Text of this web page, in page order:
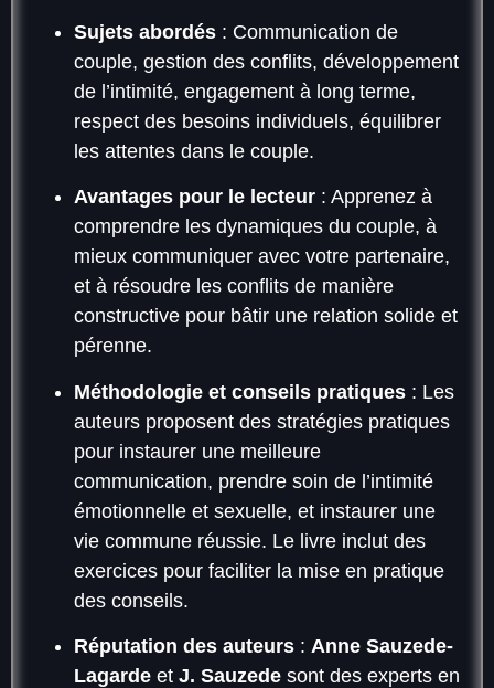
Sujets abordés : Communication de
couple, gestion des conflits, développement
de l’intimité, engagement à long terme,
respect des besoins individuels, équilibrer
les attentes dans le couple.
Avantages pour le lecteur : Apprenez à
comprendre les dynamiques du couple, à
mieux communiquer avec votre partenaire,
et à résoudre les conflits de manière
constructive pour bâtir une relation solide et
pérenne.
Méthodologie et conseils pratiques : Les
auteurs proposent des stratégies pratiques
pour instaurer une meilleure
communication, prendre soin de l’intimité
émotionnelle et sexuelle, et instaurer une
vie commune réussie. Le livre inclut des
exercices pour faciliter la mise en pratique
des conseils.
Réputation des auteurs : Anne Sauzede-
Lagarde et J. Sauzede sont des experts en